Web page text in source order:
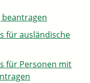
für ausländische
für Personen mit